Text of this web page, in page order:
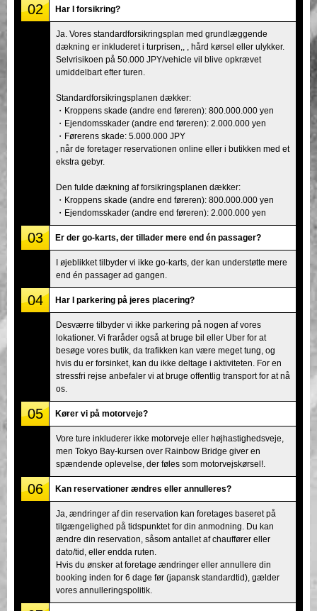
02 Har I forsikring?
Ja. Vores standardforsikringsplan med grundlæggende
dækning er inkluderet i turprisen,, , hård kørsel eller ulykker.
Selvrisikoen på 50.000 JPY/vehicle vil blive opkrævet
umiddelbart efter turen.
Standardforsikringsplanen dækker:
・Kroppens skade (andre end føreren): 800.000.000 yen
・Ejendomsskader (andre end føreren): 2.000.000 yen
・Førerens skade: 5.000.000 JPY
, når de foretager reservationen online eller i butikken med et
ekstra gebyr.
Den fulde dækning af forsikringsplanen dækker:
・Kroppens skade (andre end føreren): 800.000.000 yen
・Ejendomsskader (andre end føreren): 2.000.000 yen
03 Er der go-karts, der tillader mere end én passager?
I øjeblikket tilbyder vi ikke go-karts, der kan understøtte mere
end én passager ad gangen.
04 Har I parkering på jeres placering?
Desværre tilbyder vi ikke parkering på nogen af vores
lokationer. Vi fraråder også at bruge bil eller Uber for at
besøge vores butik, da trafikken kan være meget tung, og
hvis du er forsinket, kan du ikke deltage i aktiviteten. For en
stressfri rejse anbefaler vi at bruge offentlig transport for at nå
os.
05 Kører vi på motorveje?
Vore ture inkluderer ikke motorveje eller højhastighedsveje,
men Tokyo Bay-kursen over Rainbow Bridge giver en
spændende oplevelse, der føles som motorvejskørsel!.
06 Kan reservationer ændres eller annulleres?
Ja, ændringer af din reservation kan foretages baseret på
tilgængelighed på tidspunktet for din anmodning. Du kan
ændre din reservation, såsom antallet af chauffører eller
dato/tid, eller endda ruten.
Hvis du ønsker at foretage ændringer eller annullere din
booking inden for 6 dage før (japansk standardtid), gælder
vores annulleringspolitik.